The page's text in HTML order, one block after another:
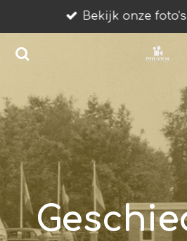
direct
naar
hoofdinhoud
Bekijk onze